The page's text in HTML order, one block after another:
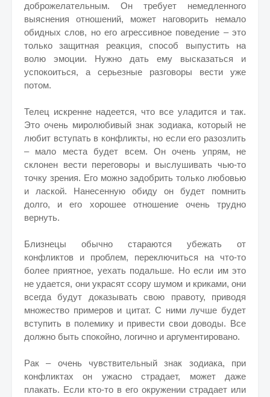
доброжелательным. Он требует немедленного
выяснения отношений, может наговорить немало
обидных слов, но его агрессивное поведение – это
только защитная реакция, способ выпустить на
волю эмоции. Нужно дать ему высказаться и
успокоиться, а серьезные разговоры вести уже
потом.
Телец искренне надеется, что все уладится и так.
Это очень миролюбивый знак зодиака, который не
любит вступать в конфликты, но если его разозлить
– мало места будет всем. Он очень упрям, не
склонен вести переговоры и выслушивать чью-то
точку зрения. Его можно задобрить только любовью
и лаской. Нанесенную обиду он будет помнить
долго, и его хорошее отношение очень трудно
вернуть.
Близнецы обычно стараются убежать от
конфликтов и проблем, переключиться на что-то
более приятное, уехать подальше. Но если им это
не удается, они украсят ссору шумом и криками, они
всегда будут доказывать свою правоту, приводя
множество примеров и цитат. С ними лучше будет
вступить в полемику и привести свои доводы. Все
должно быть спокойно, логично и аргументировано.
Рак – очень чувствительный знак зодиака, при
конфликтах он ужасно страдает, может даже
плакать. Если кто-то в его окружении страдает или